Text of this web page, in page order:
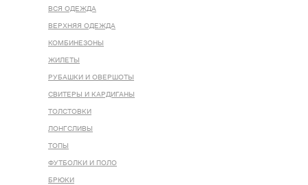
ВСЯ ОДЕЖДА
ВЕРХНЯЯ ОДЕЖДА
КОМБИНЕЗОНЫ
ЖИЛЕТЫ
РУБАШКИ И ОВЕРШОТЫ
СВИТЕРЫ И КАРДИГАНЫ
ТОЛСТОВКИ
ЛОНГСЛИВЫ
ТОПЫ
ФУТБОЛКИ И ПОЛО
БРЮКИ